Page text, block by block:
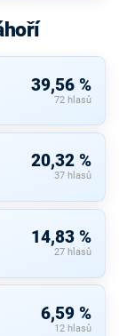
39,56 %
72 hlasů
20,32 %
37 hlasů
14,83 %
27 hlasů
6,59 %
12 hlasů